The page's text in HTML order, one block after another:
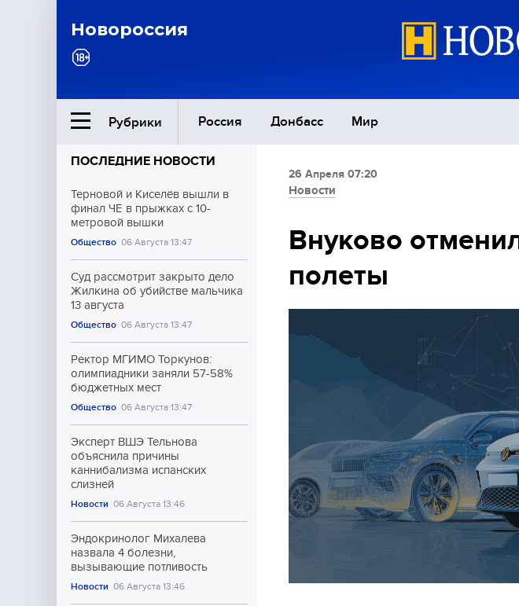
Новороссия
Рубрики Россия Донбасс Мир
Ближний Восток
Общество
Экономика
Культура
ПОСЛЕДНИЕ НОВОСТИ
Терновой и Киселёв вышли в
финал ЧЕ в прыжках с 10-
метровой вышки
Общество 06 Августа 13:47
Суд рассмотрит закрыто дело
Жилкина об убийстве мальчика
13 августа
Общество 06 Августа 13:47
Ректор МГИМО Торкунов:
олимпиадники заняли 57-58%
бюджетных мест
Общество 06 Августа 13:47
Эксперт ВШЭ Тельнова
объяснила причины
каннибализма испанских
слизней
Новости 06 Августа 13:46
Эндокринолог Михалева
назвала 4 болезни,
вызывающие потливость
Новости 06 Августа 13:46
26 Апреля 07:20
Новости
Внуково
полеты